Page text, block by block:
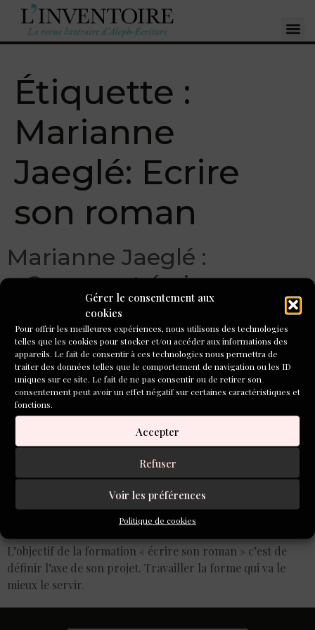
Gérer le consentement aux
cookies
Pour offrir les meilleures expériences, nous utilisons des technologies
telles que les cookies pour stocker et/ou accéder aux informations des
appareils. Le fait de consentir à ces technologies nous permettra de
traiter des données telles que le comportement de navigation ou les ID
uniques sur ce site. Le fait de ne pas consentir ou de retirer son
consentement peut avoir un effet négatif sur certaines caractéristiques et
fonctions.
Accepter
Refuser
Voir les préférences
Politique de cookies
Étiquette :
Marianne
Jaeglé: Ecrire
son roman
Marianne Jaeglé :
« Comment écrire un
roman ? »
L’objectif de la formation « écrire son roman » c’est de
définir l’axe de son projet. Travailler la forme qui va le
mieux le servir.